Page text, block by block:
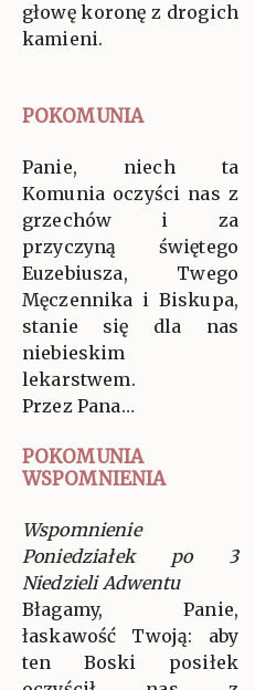
głowę koronę z drogich
kamieni.
POKOMUNIA
Panie, niech ta
Komunia oczyści nas z
grzechów i za
przyczyną świętego
Euzebiusza, Twego
Męczennika i Biskupa,
stanie się dla nas
niebieskim
lekarstwem.
Przez Pana…
POKOMUNIA
WSPOMNIENIA
Wspomnienie
Poniedziałek po 3
Niedzieli Adwentu
Błagamy, Panie,
łaskawość Twoją: aby
ten Boski posiłek